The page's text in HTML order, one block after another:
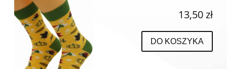
13,50 zł
DO KOSZYKA